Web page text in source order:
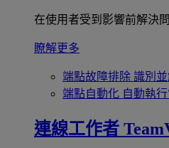
在使用者受到影響前解決
瞭解更多
端點故障排除 識別
端點自動化 自動執
連線工作者